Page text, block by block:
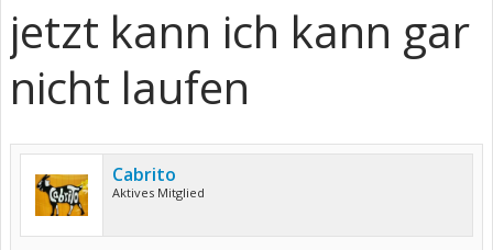
jetzt kann ich kann gar
nicht laufen
Cabrito
Aktives Mitglied